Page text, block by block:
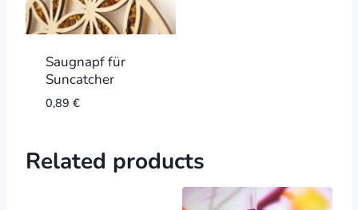
Saugnapf für
Suncatcher
0,89 €
Related products